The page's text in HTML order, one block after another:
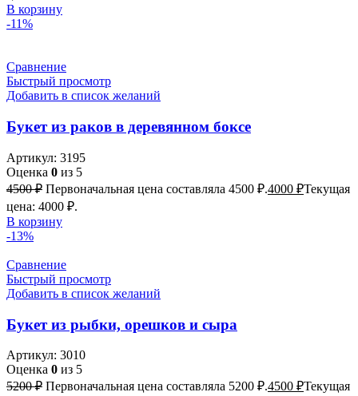
В корзину
-11%
Сравнение
Быстрый просмотр
Добавить в список желаний
Букет из раков в деревянном боксе
Артикул: 3195
Оценка 0 из 5
4500₽ Первоначальная цена составляла 4500 ₽.4000 ₽Текущая
цена: 4000 ₽.
В корзину
-13%
Сравнение
Быстрый просмотр
Добавить в список желаний
Букет из рыбки, орешков и сыра
Артикул: 3010
Оценка 0 из 5
5200₽ Первоначальная цена составляла 5200 ₽.4500 ₽Текущая